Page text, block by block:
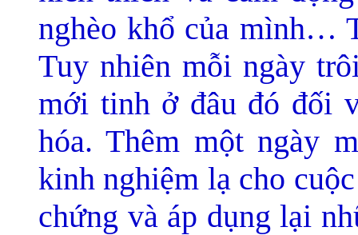
nghèo khổ của mình…
Tuy nhiên mỗi ngày
mới tinh ở đâu đó đối
hóa. Thêm một ngày
kinh nghiệm lạ cho
chứng và áp dụng lại